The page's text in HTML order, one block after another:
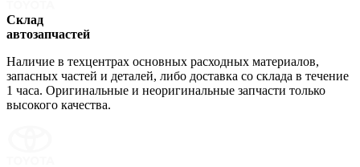
Склад
автозапчастей
Наличие в техцентрах основных расходных материалов,
запасных частей и деталей, либо доставка со склада в течение
1 часа. Оригинальные и неоригинальные запчасти только
высокого качества.